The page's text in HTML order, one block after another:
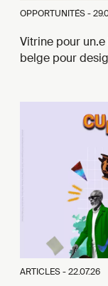
OPPORTUNITÉS -
Vitrine pour
belge pour
ARTICLES -22.07.26